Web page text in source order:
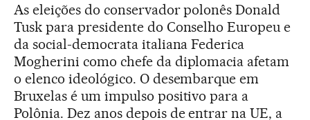
As eleições do conservador polonês Donald
Tusk para presidente do Conselho Europeu e
da social-democrata italiana Federica
Mogherini como chefe da diplomacia afetam
o elenco ideológico. O desembarque em
Bruxelas é um impulso positivo para a
Polônia. Dez anos depois de entrar na UE, a